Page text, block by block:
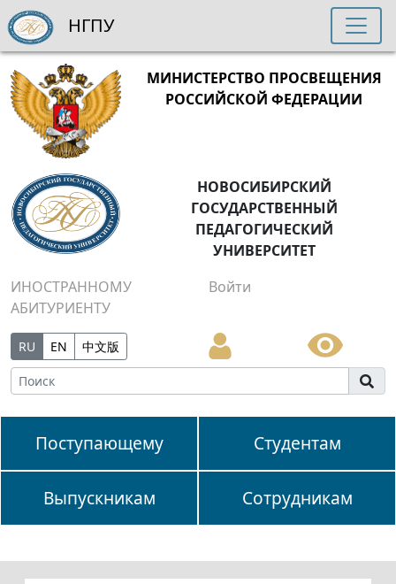
МИНИСТЕРСТВО ПРОСВЕЩЕНИЯ
РОССИЙСКОЙ ФЕДЕРАЦИИ
НОВОСИБИРСКИЙ
ГОСУДАРСТВЕННЫЙ
ПЕДАГОГИЧЕСКИЙ
УНИВЕРСИТЕТ
ИНОСТРАННОМУ
АБИТУРИЕНТУ
Войти
RU EN 中文版
Поступающему Студентам
Выпускникам Сотрудникам
НГПУ